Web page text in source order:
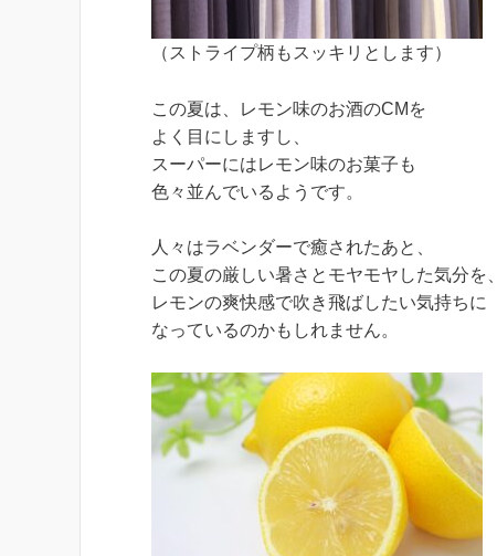
（ストライプ柄もスッキリとします）
この夏は、レモン味のお酒のCMを
よく目にしますし、
スーパーにはレモン味のお菓子も
色々並んでいるようです。
人々はラベンダーで癒されたあと、
この夏の厳しい暑さとモヤモヤした気分を、
レモンの爽快感で吹き飛ばしたい気持ちに
なっているのかもしれません。